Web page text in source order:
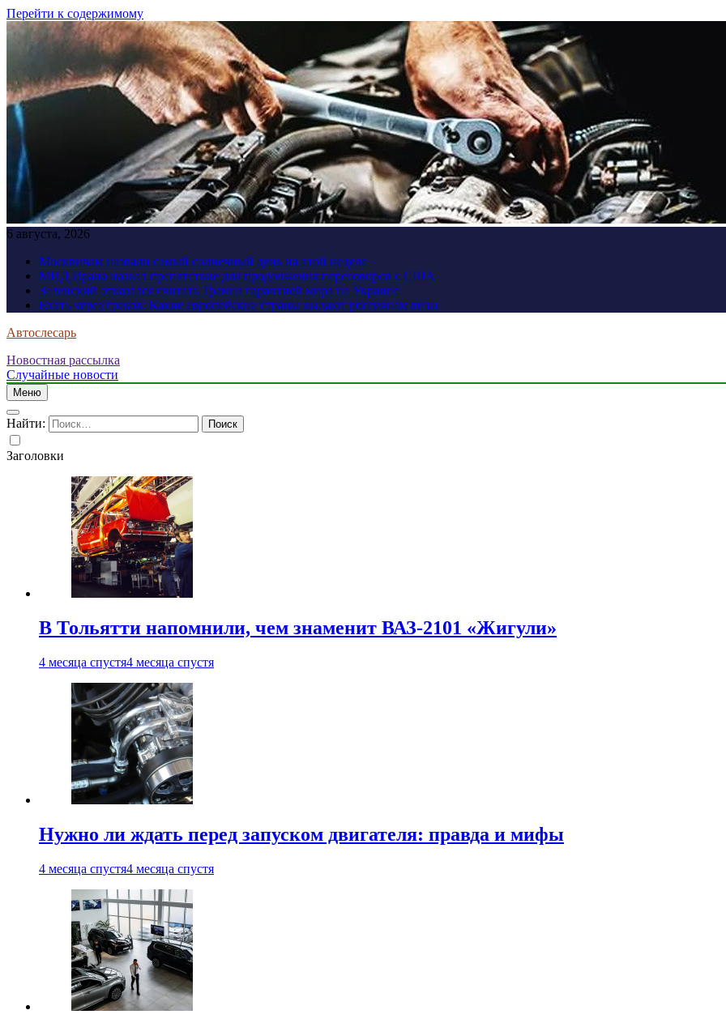
Перейти к содержимому
6 августа, 2026
Москвичам назвали самый солнечный день на этой неделе
МИД Ирана назвал препятствие для продолжения переговоров с США
Зеленский отказался считать Трампа гарантией мира на Украине
Ехать через греков: Какие европейские страны выдают россиянам визы
Автослесарь
Новостная рассылка
Случайные новости
Меню
Найти:
Заголовки
В Тольятти напомнили, чем знаменит ВАЗ-2101 «Жигули»
4 месяца спустя4 месяца спустя
Нужно ли ждать перед запуском двигателя: правда и мифы
4 месяца спустя4 месяца спустя